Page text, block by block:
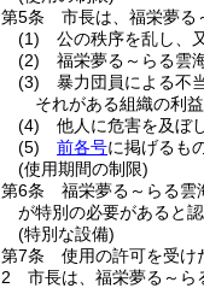
第5条
市長は、福栄夢る
(1)
公の秩序を乱し、
(2)
福栄夢る～らる雲
(3)
暴力団員による不
それがある組織の利
(4)
他人に危害を及ぼ
(5)
前各号に掲げるも
(使用期間の制限)
第6条
福栄夢る～らる雲
が特別の必要があると
(特別な設備)
第7条
使用の許可を受け
2
市長は、福栄夢る～ら